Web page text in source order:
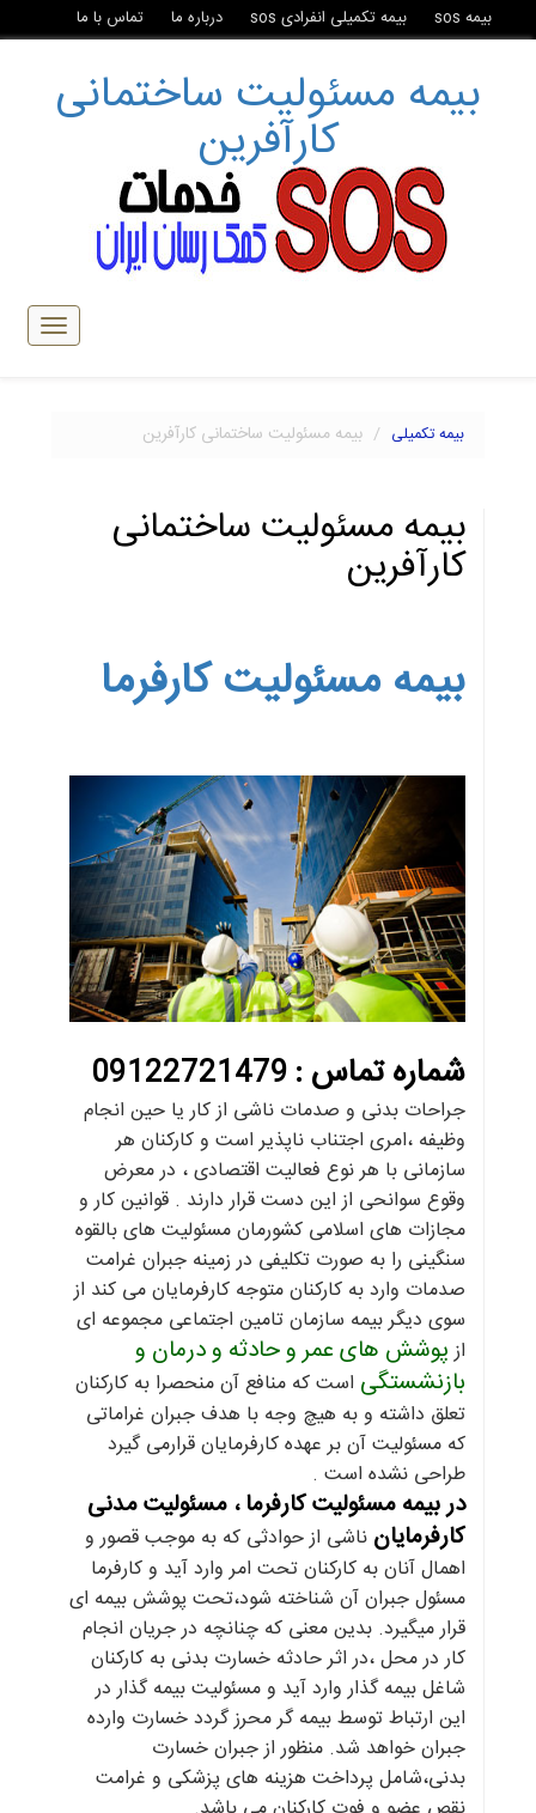
بیمه sos بیمه تکمیلی انفرادی sos درباره ما تماس با ما
بیمه مسئولیت ساختمانی
کارآفرین
تبدیل
ناوبری
بیمه تکمیلی بیمه مسئولیت ساختمانی کارآفرین
بیمه مسئولیت ساختمانی
کارآفرین
بیمه مسئولیت کارفرما
شماره تماس : 09122721479
جراحات بدنی و صدمات ناشی از کار یا حین انجام
وظیفه ،امری اجتناب ناپذیر است و کارکنان هر
سازمانی با هر نوع فعالیت اقتصادی ، در معرض
وقوع سوانحی از این دست قرار دارند . قوانین کار و
مجازات های اسلامی کشورمان مسئولیت های بالقوه
سنگینی را به صورت تکلیفی در زمینه جبران غرامت
صدمات وارد به کارکنان متوجه کارفرمایان می کند از
سوی دیگر بیمه سازمان تامین اجتماعی مجموعه ای
ازپوشش های عمر و حادثه و درمان و
بازنشستگی است که منافع آن منحصرا به کارکنان
تعلق داشته و به هیچ وجه با هدف جبران غراماتی
که مسئولیت آن بر عهده کارفرمایان قرارمی گیرد
طراحی نشده است .
در بیمه مسئولیت کارفرما ، مسئولیت مدنی
کارفرمایان ناشی از حوادثی که به موجب قصور و
اهمال آنان به کارکنان تحت امر وارد آید و کارفرما
مسئول جبران آن شناخته شود،تحت پوشش بیمه ای
قرار میگیرد. بدین معنی که چنانچه در جریان انجام
کار در محل ،در اثر حادثه خسارت بدنی به کارکنان
شاغل بیمه گذار وارد آید و مسئولیت بیمه گذار در
این ارتباط توسط بیمه گر محرز گردد خسارت وارده
جبران خواهد شد. منظور از جبران خسارت
بدنی،شامل پرداخت هزینه های پزشکی و غرامت